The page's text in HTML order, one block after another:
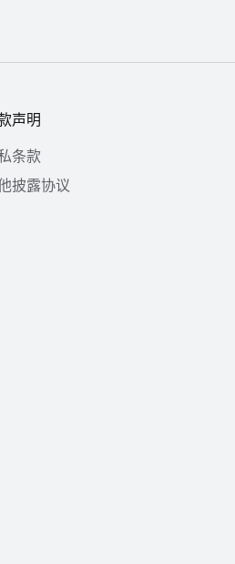
声明
条款
披露协议